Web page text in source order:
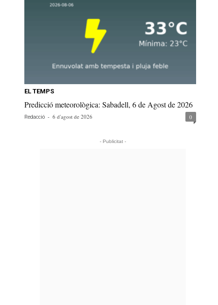
EL TEMPS
Predicció meteorològica: Sabadell, 6 de Agost de 2026
Redacció - 6 d'agost de 2026 0
- Publicitat -